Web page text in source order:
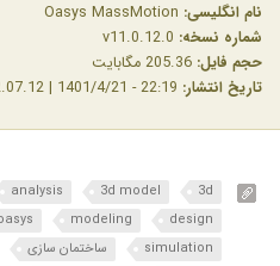
نام انگلیسی:
شماره نسخه:
حجم فایل:
تاریخ انتشار:
3d
3d model
analysis
design
modeling
simulation
ساختمان سازی